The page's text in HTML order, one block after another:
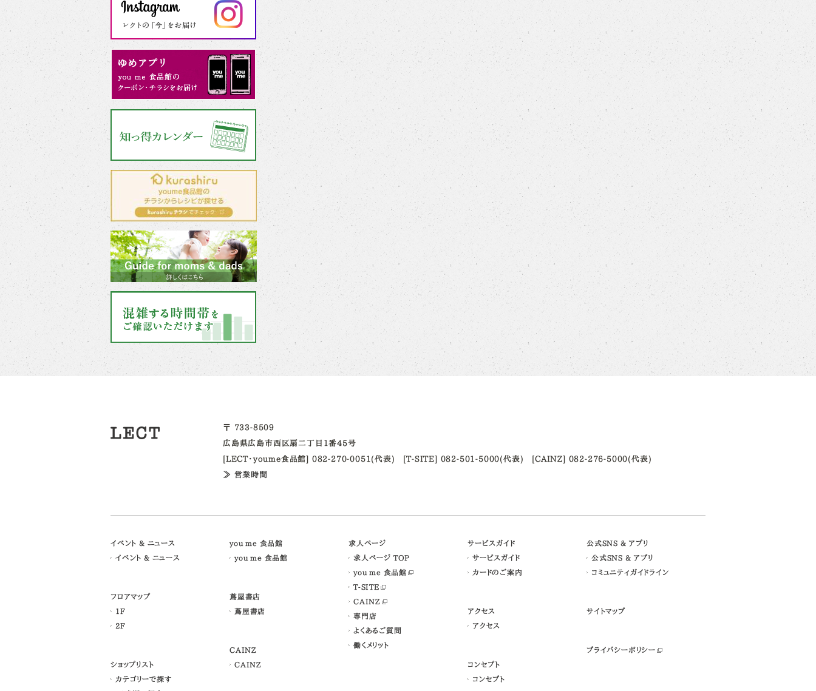
〒 733-8509
広島県広島市西区扇二丁目1番45号
[LECT・youme食品館] 082-270-0051(代表)
[T-SITE] 082-501-5000(代表)
[CAINZ] 082-276-5000(代表)
≫ 営業時間
イベント & ニュース
イベント & ニュース
フロアマップ
1F
2F
ショップリスト
カテゴリーで探す
you me 食品館
you me 食品館
蔦屋書店
蔦屋書店
CAINZ
CAINZ
求人ページ
求人ページ TOP
you me 食品館
T-SITE
CAINZ
専門店
よくあるご質問
働くメリット
サービスガイド
サービスガイド
カードのご案内
アクセス
アクセス
コンセプト
コンセプト
公式SNS & アプリ
公式SNS & アプリ
コミュニティガイドライン
サイトマップ
プライバシーポリシー